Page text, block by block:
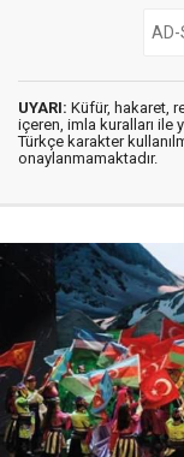
UYARI: Küfür, hakaret,
içeren, imla kuralları ile
Türkçe karakter
onaylanmamaktadır.